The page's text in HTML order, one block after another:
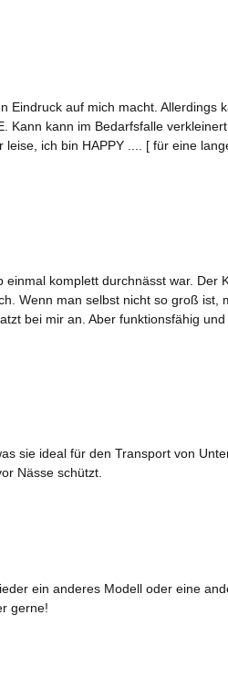
auf mich macht. Allerdings
Kann kann im Bedarfsfalle
ich bin HAPPY .... [ für eine
komplett durchnässt war. Der
Wenn man selbst nicht so groß ist,
bei mir an. Aber funktionsfähig
sie ideal für den Transport von
Nässe schützt.
ein anderes Modell oder eine
gerne!